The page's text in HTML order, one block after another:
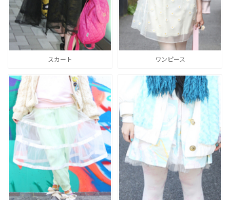
スカート ワンピース